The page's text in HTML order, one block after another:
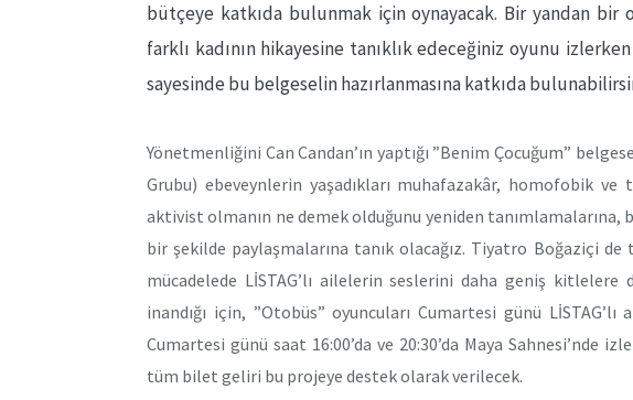
bütçeye katkıda bulunmak için oynayacak. Bir yandan
farklı kadının hikayesine tanıklık edeceğiniz oyunu
sayesinde bu belgeselin hazırlanmasına katkıda
Yönetmenliğini Can Candan’ın yaptığı ”Benim Çocuğum”
Grubu) ebeveynlerin yaşadıkları muhafazakâr, homofobik
aktivist olmanın ne demek olduğunu yeniden
bir şekilde paylaşmalarına tanık olacağız. Tiyatro Boğaziçi
mücadelede LİSTAG’lı ailelerin seslerini daha geniş kitlelere
inandığı için, ”Otobüs” oyuncuları Cumartesi günü
Cumartesi günü saat 16:00’da ve 20:30’da Maya Sahnesi’nde
tüm bilet geliri bu projeye destek olarak verilecek.